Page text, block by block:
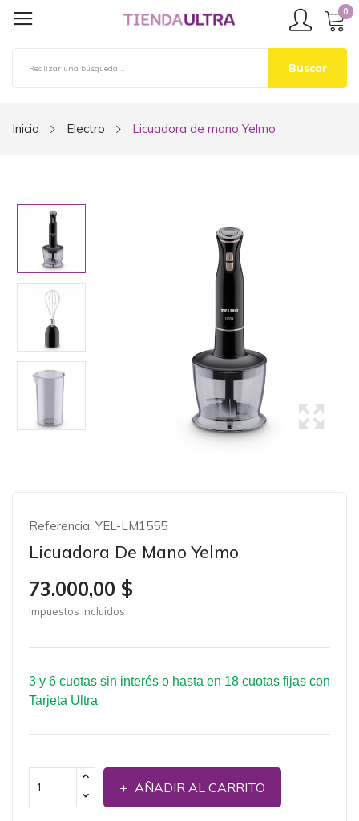
0
Buscar
Inicio Electro Licuadora de mano Yelmo
Referencia: YEL-LM1555
Licuadora De Mano Yelmo
73.000,00 $
Impuestos incluidos
3 y 6 cuotas sin interés o hasta en 18 cuotas fijas con
Tarjeta Ultra
AÑADIR AL CARRITO